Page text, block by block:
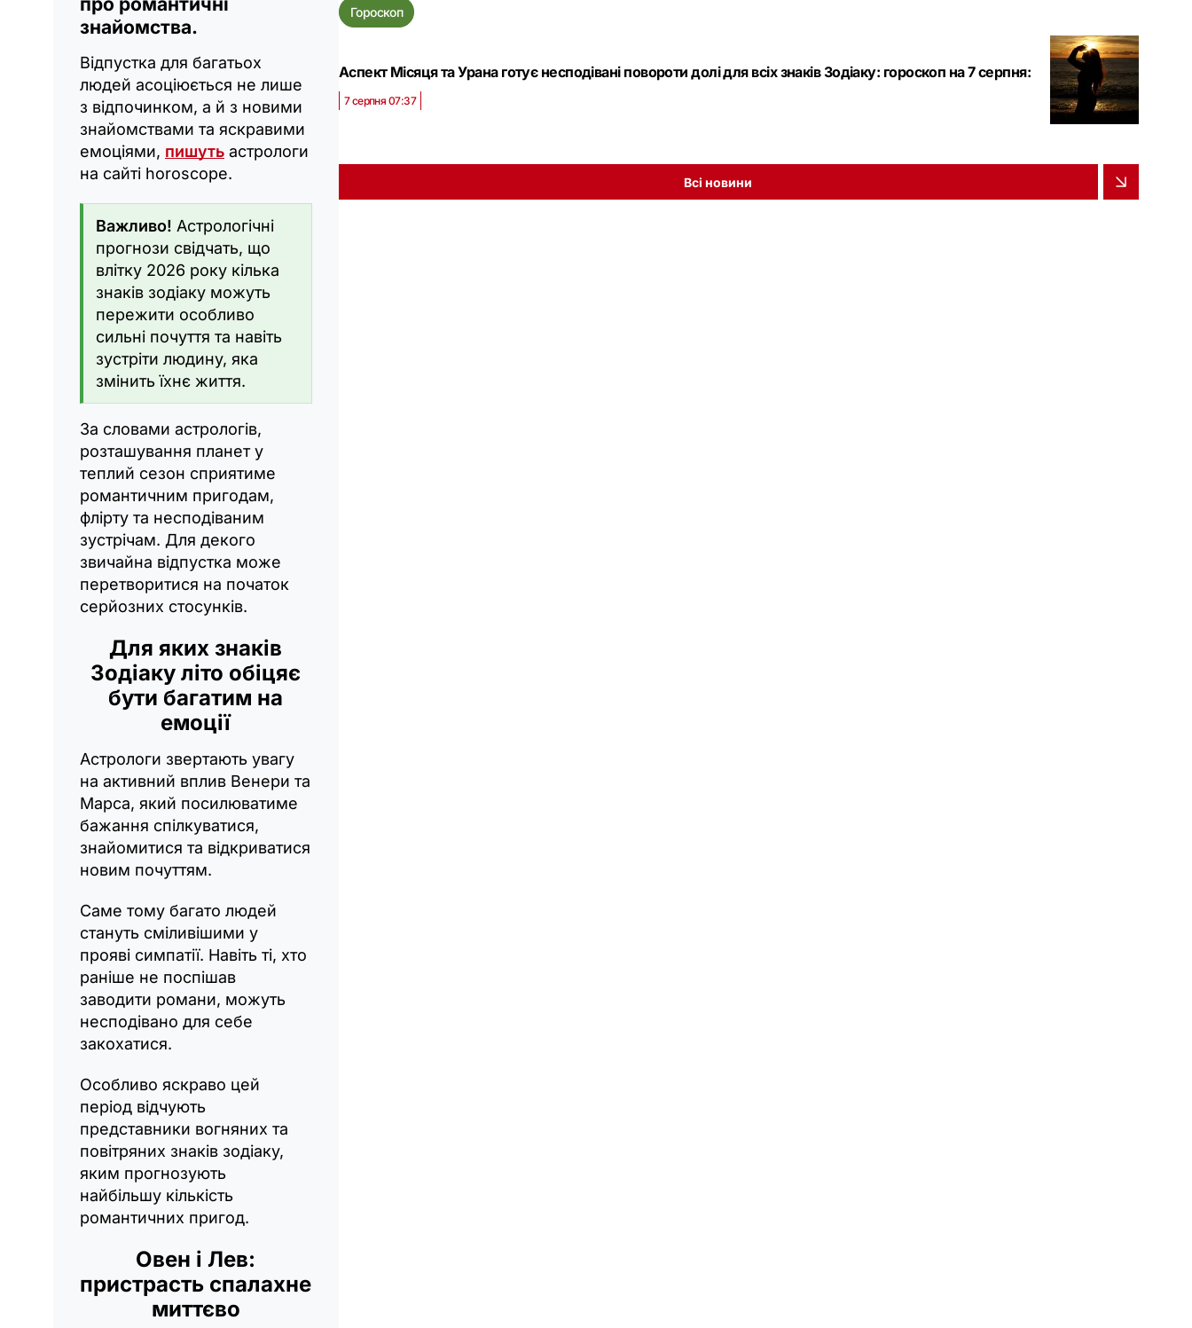
знайомства.
Відпустка для багатьох
людей асоціюється не лише
з відпочинком, а й з новими
знайомствами та яскравими
емоціями, пишуть астрологи
на сайті horoscope.
Важливо! Астрологічні
прогнози свідчать, що
влітку 2026 року кілька
знаків зодіаку можуть
пережити особливо
сильні почуття та навіть
зустріти людину, яка
змінить їхнє життя.
За словами астрологів,
розташування планет у
теплий сезон сприятиме
романтичним пригодам,
флірту та несподіваним
зустрічам. Для декого
звичайна відпустка може
перетворитися на початок
серйозних стосунків.
Для яких знаків
Зодіаку літо обіцяє
бути багатим на
емоції
Астрологи звертають увагу
на активний вплив Венери та
Марса, який посилюватиме
бажання спілкуватися,
знайомитися та відкриватися
новим почуттям.
Саме тому багато людей
стануть сміливішими у
прояві симпатії. Навіть ті, хто
раніше не поспішав
заводити романи, можуть
несподівано для себе
закохатися.
Особливо яскраво цей
період відчують
представники вогняних та
повітряних знаків зодіаку,
яким прогнозують
найбільшу кількість
романтичних пригод.
Овен і Лев:
пристрасть спалахне
миттєво
Гороскоп
Аспект Місяця та Урана готує несподівані повороти долі для всіх знаків Зодіаку: гороскоп на 7 серпня:
7 серпня 07:37
Всі новини